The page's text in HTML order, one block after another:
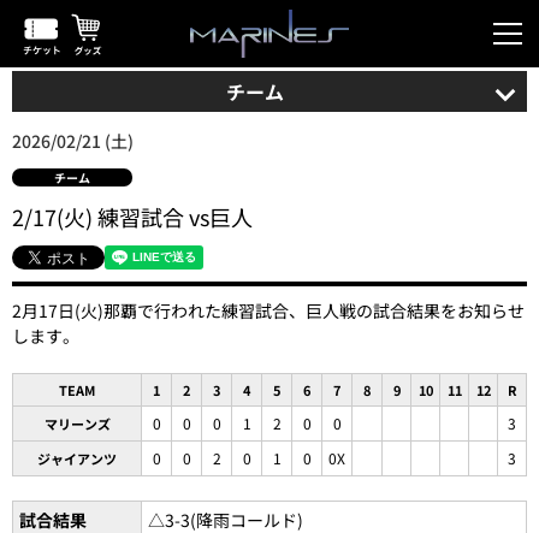
チーム
2026/02/21 (土)
チーム
2/17(火) 練習試合 vs巨人
2月17日(火)那覇で行われた練習試合、巨人戦の試合結果をお知らせ
します。
TEAM 1 2 3 4 5 6 7 8 9 10 11 12
R
マリーンズ
0 0 0 1 2 0 0 3
ジャイアンツ 0 0 2 0 1 0 0X 3
試合結果
△3-3(降雨コールド)